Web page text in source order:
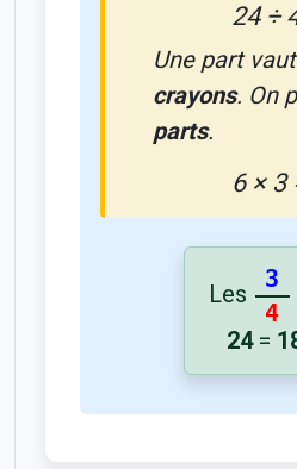
24 ÷
Une part
crayons. On
parts.
6 × 3
Les
3
4
24=